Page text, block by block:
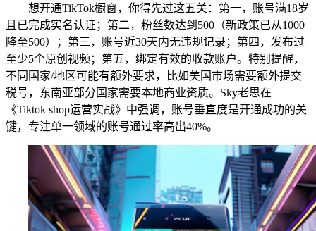
想开通TikTok橱窗，你得先过这五关：第一，账号满18岁
且已完成实名认证；第二，粉丝数达到500（新政策已从1000
降至500）；第三，账号近30天内无违规记录；第四，发布过
至少5个原创视频；第五，绑定有效的收款账户。特别提醒，
不同国家/地区可能有额外要求，比如美国市场需要额外提交
税号，东南亚部分国家需要本地商业资质。Sky老思在
《Tiktok shop运营实战》中强调，账号垂直度是开通成功的关
键，专注单一领域的账号通过率高出40%。